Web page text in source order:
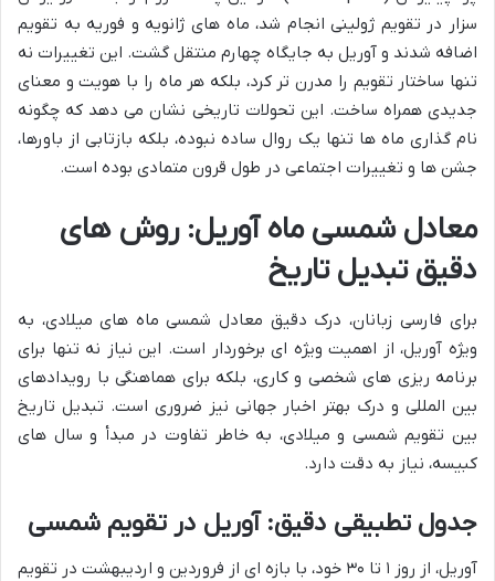
سزار در تقویم ژولینی انجام شد، ماه های ژانویه و فوریه به تقویم
اضافه شدند و آوریل به جایگاه چهارم منتقل گشت. این تغییرات نه
تنها ساختار تقویم را مدرن تر کرد، بلکه هر ماه را با هویت و معنای
جدیدی همراه ساخت. این تحولات تاریخی نشان می دهد که چگونه
نام گذاری ماه ها تنها یک روال ساده نبوده، بلکه بازتابی از باورها،
جشن ها و تغییرات اجتماعی در طول قرون متمادی بوده است.
معادل شمسی ماه آوریل: روش های
دقیق تبدیل تاریخ
برای فارسی زبانان، درک دقیق معادل شمسی ماه های میلادی، به
ویژه آوریل، از اهمیت ویژه ای برخوردار است. این نیاز نه تنها برای
برنامه ریزی های شخصی و کاری، بلکه برای هماهنگی با رویدادهای
بین المللی و درک بهتر اخبار جهانی نیز ضروری است. تبدیل تاریخ
بین تقویم شمسی و میلادی، به خاطر تفاوت در مبدأ و سال های
کبیسه، نیاز به دقت دارد.
جدول تطبیقی دقیق: آوریل در تقویم شمسی
آوریل، از روز ۱ تا ۳۰ خود، با بازه ای از فروردین و اردیبهشت در تقویم